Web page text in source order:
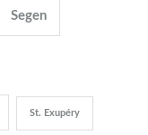
Segen
St. Exupéry